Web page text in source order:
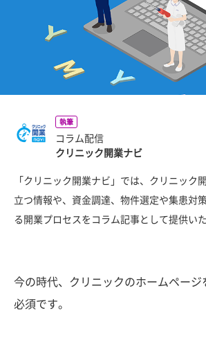
執筆
コラム配信
クリニック開業ナビ
「クリニック開業ナビ」では、クリニック
立つ情報や、資金調達、物件選定や集患対
る開業プロセスをコラム記事として提供いた
今の時代、クリニックのホームページ
必須です。